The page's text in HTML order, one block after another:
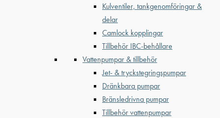
Kulventiler, tankgenomföringar &
delar
Camlock kopplingar
Tillbehör IBC-behållare
Vattenpumpar & tillbehör
Jet- & tryckstegringspumpar
Dränkbara pumpar
Bränsledrivna pumpar
Tillbehör vattenpumpar